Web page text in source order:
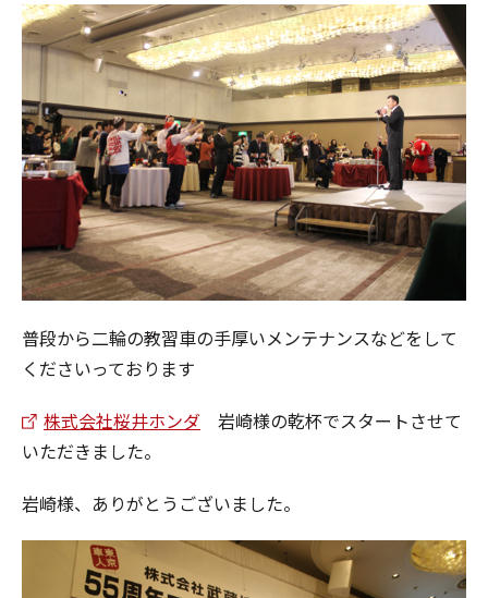
普段から二輪の教習車の手厚いメンテナンスなどをして
くださいっております
株式会社桜井ホンダ 岩崎様の乾杯でスタートさせて
いただきました。
岩崎様、ありがとうございました。